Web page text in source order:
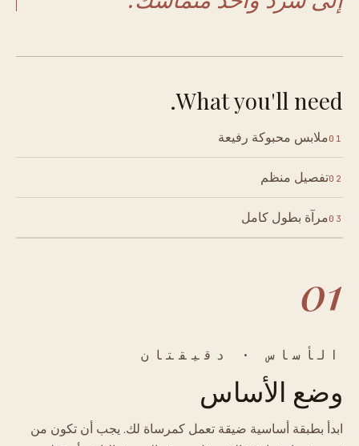
What you'll need.
01ملابس محبوكة رفيعة
02تفصيل منظم
03مرآة بطول كامل
01
الأساس · دقيقتان
وضع الأساس
ابدأ بطبقة أساسية ضيقة تعمل كمرساة لك. يجب أن تكون من